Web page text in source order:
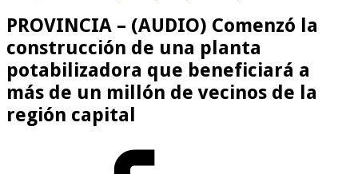
PROVINCIA – (AUDIO) Comenzó la
construcción de una planta
potabilizadora que beneficiará a
más de un millón de vecinos de la
región capital